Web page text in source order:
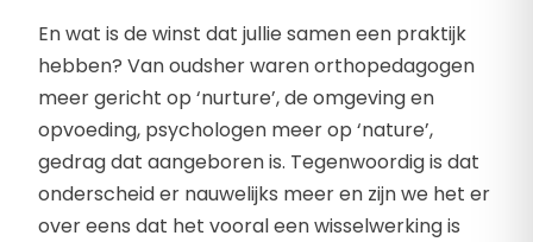
En wat is de winst dat jullie samen een praktijk
hebben? Van oudsher waren orthopedagogen
meer gericht op ‘nurture’, de omgeving en
opvoeding, psychologen meer op ‘nature’,
gedrag dat aangeboren is. Tegenwoordig is dat
onderscheid er nauwelijks meer en zijn we het er
over eens dat het vooral een wisselwerking is